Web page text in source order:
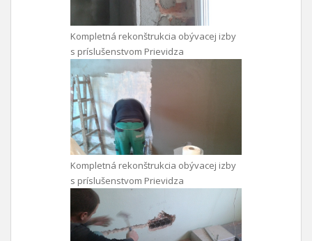
Kompletná rekonštrukcia obývacej izby
s príslušenstvom Prievidza
Kompletná rekonštrukcia obývacej izby
s príslušenstvom Prievidza